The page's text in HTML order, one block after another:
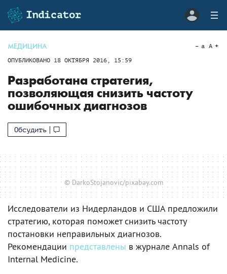
МЕДИЦИНА
ОПУБЛИКОВАНО 18 ОКТЯБРЯ 2016, 15:59
a A
Разработана стратегия,
позволяющая снизить частоту
ошибочных диагнозов
Обсудить
© DarkoStojanovic/pixabay.com
Исследователи из Нидерландов и США предложили
стратегию, которая поможет снизить частоту
постановки неправильных диагнозов.
Рекомендации представлены в журнале Annals of
Internal Medicine.